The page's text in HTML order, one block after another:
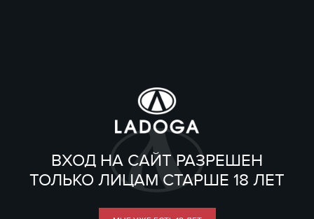
ВХОД НА САЙТ РАЗРЕШЕН
ТОЛЬКО ЛИЦАМ СТАРШЕ 18 ЛЕТ